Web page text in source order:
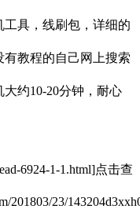
具，线刷包，详细的
教程的自己网上搜索
约10-20分钟，耐心
6924-1-1.html]点击查
201803/23/